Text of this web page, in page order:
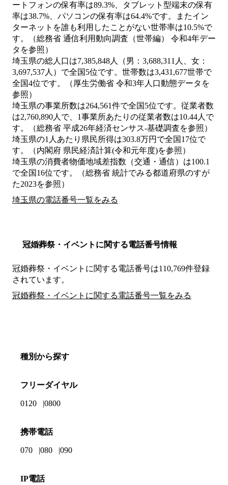
ートフォンの保有率は89.3%、タブレット型端末の保有
率は38.7%、パソコンの保有率は64.4%です。またイン
ターネットを誰も利用したことがない世帯率は10.5%で
す。（総務省 通信利用動向調査（世帯編） 令和4年デー
タを参照）
埼玉県の総人口は7,385,848人（男：3,688,311人、女：
3,697,537人）で全国5位です。世帯数は3,431,677世帯で
全国4位です。（厚生労働省 令和3年人口動態データを
参照）
埼玉県の事業所数は264,561件で全国5位です。従業者数
は2,760,890人で、1事業所あたりの従業者数は10.44人で
す。（総務省 平成26年経済センサス‐基礎調査を参照）
埼玉県の1人あたり県民所得は303.8万円で全国17位で
す。（内閣府 県民経済計算(令和元年度)を参照）
埼玉県の消費者物価地域差指数（交通・通信）は100.1
で全国16位です。（総務省 統計でみる都道府県のすが
た2023を参照）
埼玉県の電話番号一覧をみる
冠婚葬祭・イベントに関する電話番号情報
冠婚葬祭・イベントに関する電話番号は110,769件登録
されています。
冠婚葬祭・イベントに関する電話番号一覧をみる
種別から探す
フリーダイヤル
0120 0800
携帯電話
070 080 090
IP電話